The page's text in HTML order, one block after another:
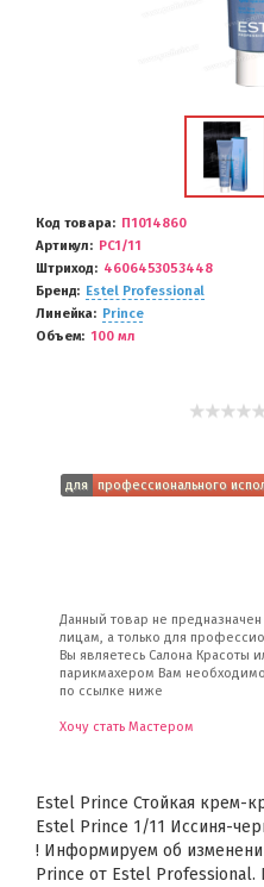
Код товара
П1014860
Артикул
PC1/11
Штриход
4606453053448
Бренд
Estel Professional
Линейка
Prince
Объем
100 мл
для профессионального
Данный товар не
лицам, а только для
Вы являетесь Салона Красоты
парикмахером Вам
по ссылке ниже
Хочу стать Мастером
Estel Prince Стойкая крем-
Estel Prince 1/11 Иссиня-
! Информируем об
Prince от Estel